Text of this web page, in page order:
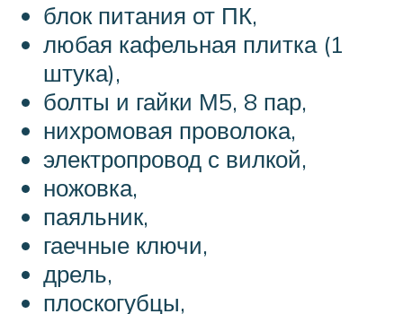
блок питания от ПК,
любая кафельная плитка (1
штука),
болты и гайки М5, 8 пар,
нихромовая проволока,
электропровод с вилкой,
ножовка,
паяльник,
гаечные ключи,
дрель,
плоскогубцы,